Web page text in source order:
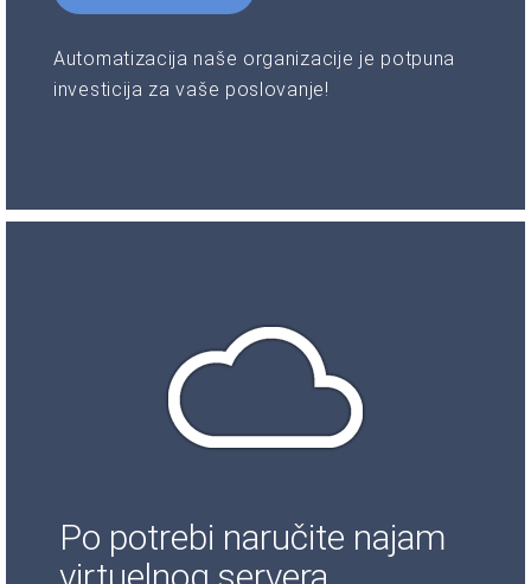
Automatizacija naše organizacije je potpuna
investicija za vaše poslovanje!
Po potrebi naručite najam